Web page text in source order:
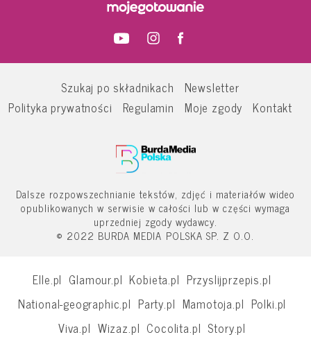
Szukaj po składnikach
Newsletter
Polityka prywatności
Regulamin Moje zgody Kontakt
Dalsze rozpowszechnianie tekstów, zdjęć i materiałów wideo
opublikowanych w serwisie w całości lub w części wymaga
uprzedniej zgody wydawcy.
© 2022 BURDA MEDIA POLSKA SP. Z O.O.
Elle.pl Glamour.pl Kobieta.pl Przyslijprzepis.pl
National-geographic.pl Party.pl Mamotoja.pl Polki.pl
Viva.pl Wizaz.pl Cocolita.pl Story.pl